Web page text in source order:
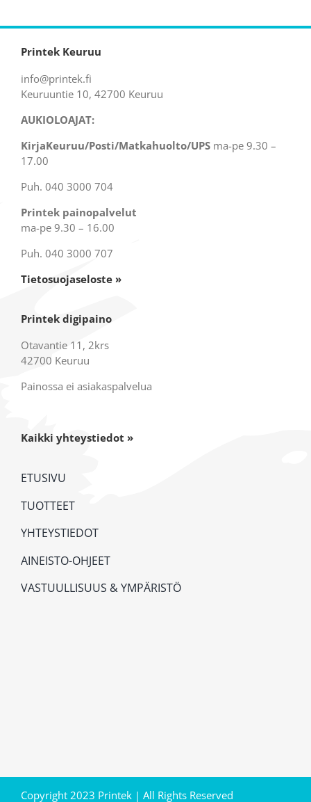
Printek Keuruu
info@printek.fi
Keuruuntie 10, 42700 Keuruu
AUKIOLOAJAT:
KirjaKeuruu/Posti/Matkahuolto/UPSma-pe 9.30 –
17.00
Puh. 040 3000 704
Printek painopalvelut
ma-pe 9.30 – 16.00
Puh. 040 3000 707
Tietosuojaseloste »
Printek digipaino
Otavantie 11, 2krs
42700 Keuruu
Painossa ei asiakaspalvelua
Kaikki yhteystiedot »
ETUSIVU
TUOTTEET
YHTEYSTIEDOT
AINEISTO-OHJEET
VASTUULLISUUS & YMPÄRISTÖ
Copyright 2023 Printek | All Rights Reserved